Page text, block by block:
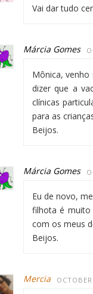
Vai dar tudo
Márcia Gomes
Mônica, venho
dizer que a
clínicas
para as
Beijos.
Márcia Gomes
Eu de novo,
filhota é muito
com os meus
Beijos.
Mercia